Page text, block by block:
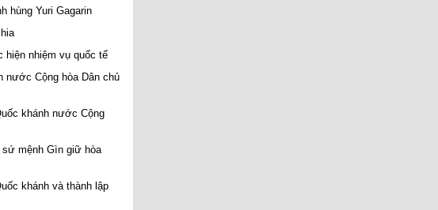
hùng Yuri Gagarin
hiện nhiệm vụ quốc tế
nước Cộng hòa Dân chủ
khánh nước Cộng
mệnh Gìn giữ hòa
khánh và thành lập